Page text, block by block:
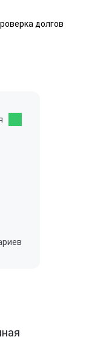
долгов